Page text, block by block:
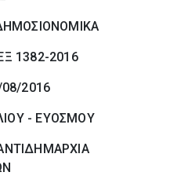
1382-2016
2016
- ΕΥΟΣΜΟΥ